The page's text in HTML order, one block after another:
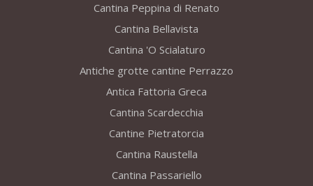
Cantina Peppina di Renato
Cantina Bellavista
Cantina 'O Scialaturo
Antiche grotte cantine Perrazzo
Antica Fattoria Greca
Cantina Scardecchia
Cantine Pietratorcia
Cantina Raustella
Cantina Passariello